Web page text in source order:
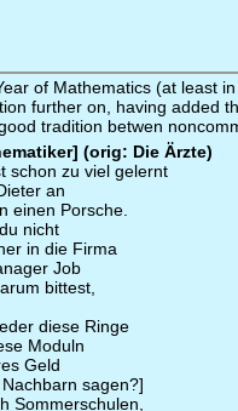
of Mathematics (at least
further on, having added
tradition betwen
(orig: Die Ärzte)
schon zu viel gelernt
an
einen Porsche.
nicht
in die Firma
Job
bittest,
diese Ringe
Moduln
Geld
sagen?]
Sommerschulen,